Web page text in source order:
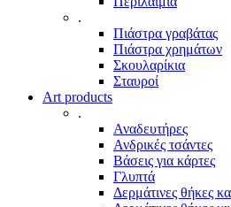
.
Πιάστρα γραβάτας
Πιάστρα χρημάτων
Σκουλαρίκια
Σταυροί
Art products
.
Αναδευτήρες
Ανδρικές τσάντες
Βάσεις για κάρτες
Γλυπτά
Δερμάτινες θήκες